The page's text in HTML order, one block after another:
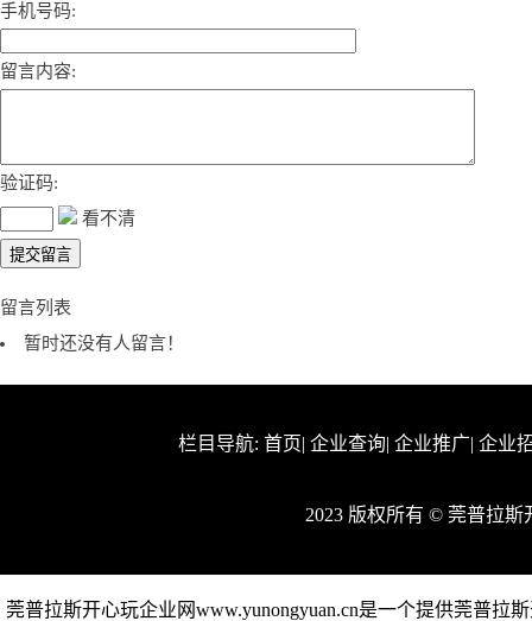
手机号码:
留言内容:
验证码:
看不清
留言列表
暂时还没有人留言！
栏目导航: 首页| 企业查询| 企业推广| 企业
2023 版权所有 © 莞普拉
莞普拉斯开心玩企业网www.yunongyuan.cn是一个提供莞普